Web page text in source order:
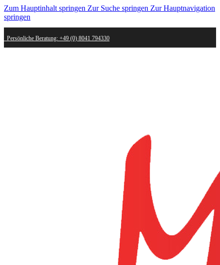
Zum Hauptinhalt springen Zur Suche springen Zur Hauptnavigation
springen
Persönliche Beratung: +49 (0) 8041 794330